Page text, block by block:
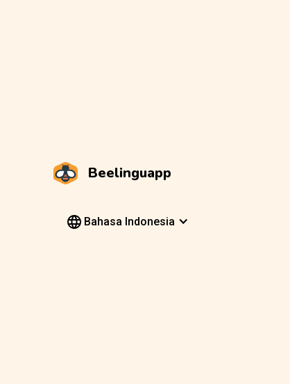
Beelinguapp
Bahasa Indonesia